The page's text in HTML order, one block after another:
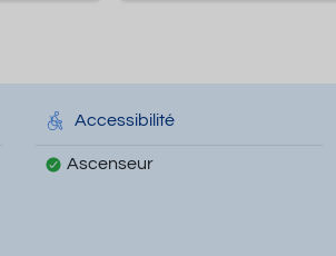
Accessibilité
Ascenseur